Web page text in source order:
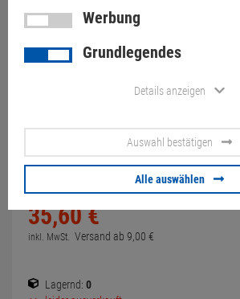
Apple iMac 20" 7,1
T7700 @ 2,4GHz 2GB
HDD/Rahmen Mid
ohne Festplatte (HDD-Rahmen fehlt), RAM
Bildfehler/Kratzer
35,60 €
inkl. MwSt. Versand ab 9,00 €
Lagernd: 0
Werbung
Grundlegendes
Details anzeigen
Auswahl bestätigen
Alle auswählen